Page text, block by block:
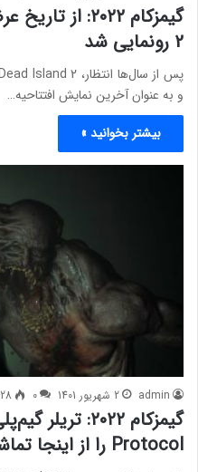
2 رونمایی شد
و به عنوان آخرین نمایش افتتاحیه…
بیشتر بخوانید »
admin 2 شهریور 1401 0
28
Protocol را از اینجا تماشا کنید